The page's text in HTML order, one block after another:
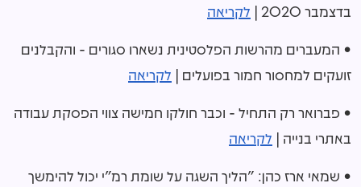
בדצמבר 2020 |
לקריאה
• המעברים מהרשות הפלסטינית נשארו סגורים - והקבלנים
זועקים למחסור חמור בפועלים | לקריאה
• פברואר רק התחיל - וכבר חולקו חמישה צווי הפסקת עבודה
באתרי בנייה | לקריאה
• שמאי ארז כהן: "הליך השגה על שומת רמ"י יכול להימשך